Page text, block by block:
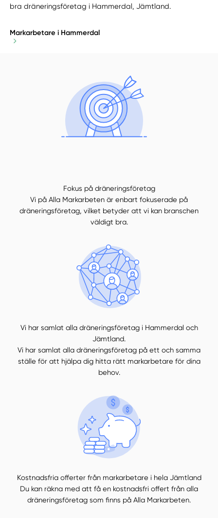
bra dräneringsföretag i Hammerdal, Jämtland.
Markarbetare i Hammerdal
Fokus på dräneringsföretag
Vi på Alla Markarbeten är enbart fokuserade på
dräneringsföretag, vilket betyder att vi kan branschen
väldigt bra.
Vi har samlat alla dräneringsföretag i Hammerdal och
Jämtland.
Vi har samlat alla dräneringsföretag på ett och samma
ställe för att hjälpa dig hitta rätt markarbetare för dina
behov.
Kostnadsfria offerter från markarbetare i hela Jämtland
Du kan räkna med att få en kostnadsfri offert från alla
dräneringsföretag som finns på Alla Markarbeten.